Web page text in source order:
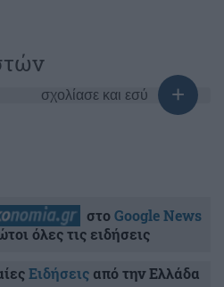
σχολίασε και εσύ
στοGoogle News
όλες τις ειδήσεις
Ειδήσειςαπό την Ελλάδα